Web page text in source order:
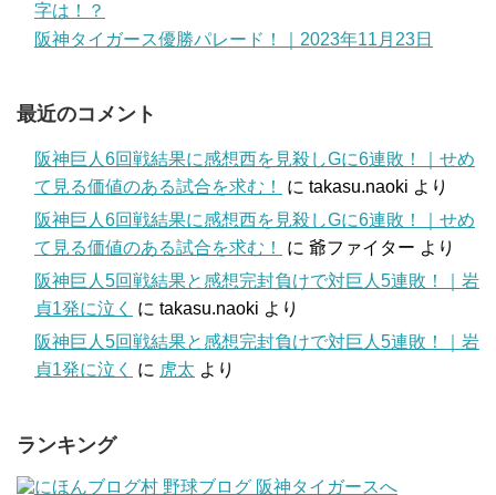
字は！？
阪神タイガース優勝パレード！｜2023年11月23日
最近のコメント
阪神巨人6回戦結果に感想西を見殺しGに6連敗！｜せめ
て見る価値のある試合を求む！
に takasu.naoki より
阪神巨人6回戦結果に感想西を見殺しGに6連敗！｜せめ
て見る価値のある試合を求む！
に 爺ファイター より
阪神巨人5回戦結果と感想完封負けで対巨人5連敗！｜岩
貞1発に泣く
に takasu.naoki より
阪神巨人5回戦結果と感想完封負けで対巨人5連敗！｜岩
貞1発に泣く
に 虎太 より
ランキング